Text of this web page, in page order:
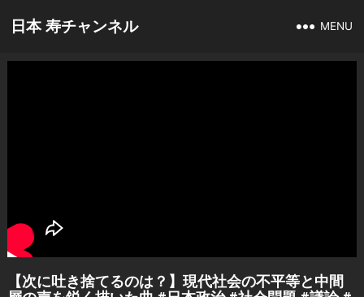
日本 寿チャンネル MENU
【次に吐き捨てるのは？】現代社会の不平等と中間